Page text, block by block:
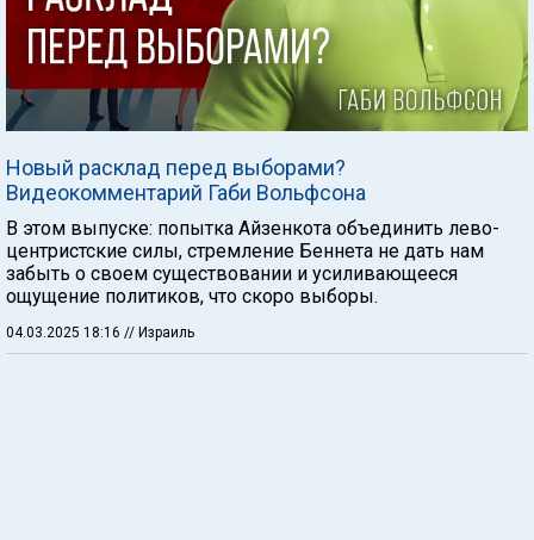
Новый расклад перед выборами?
Видеокомментарий Габи Вольфсона
В этом выпуске: попытка Айзенкота объединить лево-
центристские силы, стремление Беннета не дать нам
забыть о своем существовании и усиливающееся
ощущение политиков, что скоро выборы.
04.03.2025 18:16 // Израиль